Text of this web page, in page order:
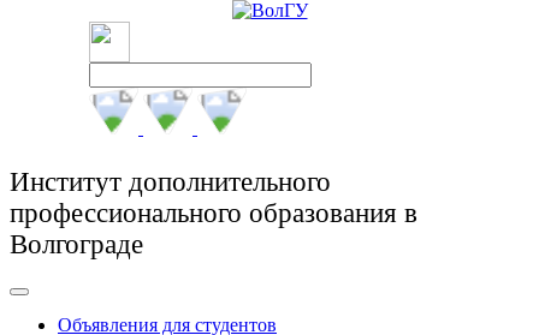
Институт дополнительного
профессионального образования в
Волгограде
Объявления для студентов